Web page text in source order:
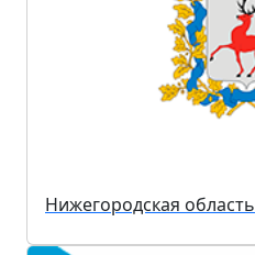
Нижегородская область